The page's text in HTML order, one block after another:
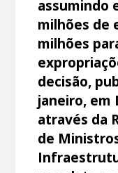
assumindo
milhões de
milhões
decisão,
janeiro, em
através da
de